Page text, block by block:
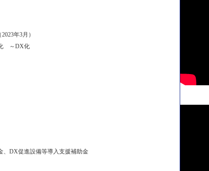
年3月）
～DX化
DX促進設備等導入支援補助金